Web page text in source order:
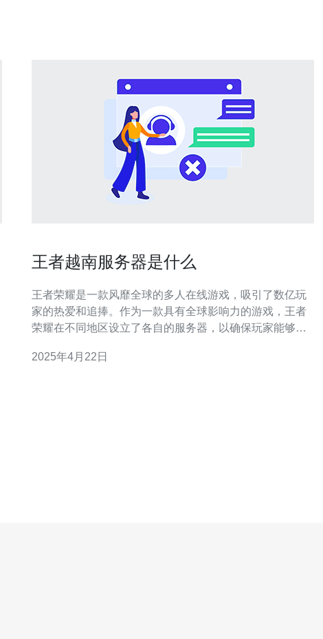
王者越南服务器是什么
王者荣耀是一款风靡全球的多人在线游戏，吸引了数亿玩
家的热爱和追捧。作为一款具有全球影响力的游戏，王者
荣耀在不同地区设立了各自的服务器，以确保玩家能够在
之一，为越南地区的玩家提供了更佳的游戏体验。 王者越
2025年4月22日